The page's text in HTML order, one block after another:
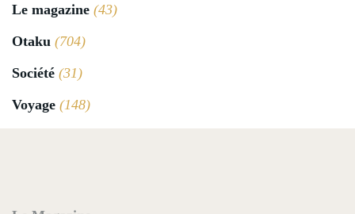
Le magazine (43)
Otaku (704)
Société (31)
Voyage (148)